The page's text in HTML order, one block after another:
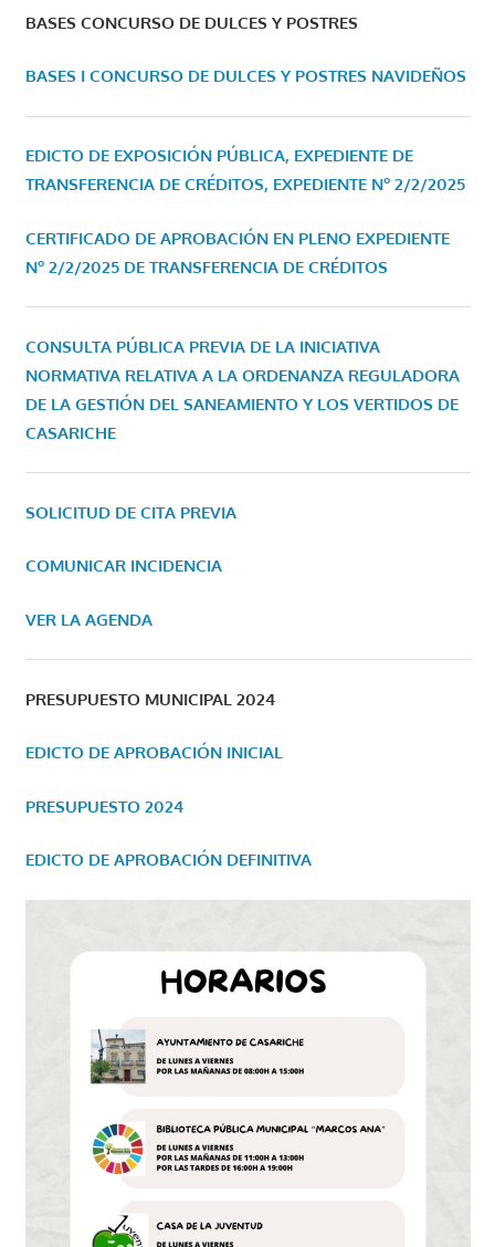
BASES CONCURSO DE DULCES Y POSTRES
BASES I CONCURSO DE DULCES Y POSTRES NAVIDEÑOS
EDICTO DE EXPOSICIÓN PÚBLICA, EXPEDIENTE DE
TRANSFERENCIA DE CRÉDITOS, EXPEDIENTE Nº 2/2/2025
CERTIFICADO DE APROBACIÓN EN PLENO EXPEDIENTE
Nº 2/2/2025 DE TRANSFERENCIA DE CRÉDITOS
CONSULTA PÚBLICA PREVIA DE LA INICIATIVA
NORMATIVA RELATIVA A LA ORDENANZA REGULADORA
DE LA GESTIÓN DEL SANEAMIENTO Y LOS VERTIDOS DE
CASARICHE
SOLICITUD DE CITA PREVIA
COMUNICAR INCIDENCIA
VER LA AGENDA
PRESUPUESTO MUNICIPAL 2024
EDICTO DE APROBACIÓN INICIAL
PRESUPUESTO 2024
EDICTO DE APROBACIÓN DEFINITIVA